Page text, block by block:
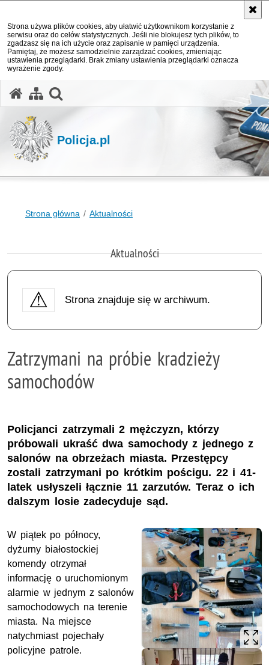
Strona używa plików cookies, aby ułatwić użytkownikom korzystanie z
serwisu oraz do celów statystycznych. Jeśli nie blokujesz tych plików, to
zgadzasz się na ich użycie oraz zapisanie w pamięci urządzenia.
Pamiętaj, że możesz samodzielnie zarządzać cookies, zmieniając
ustawienia przeglądarki. Brak zmiany ustawienia przeglądarki oznacza
wyrażenie zgody.
Policja.pl
Strona główna Aktualności
Aktualności
Strona znajduje się w archiwum.
Zatrzymani na próbie kradzieży
samochodów
Policjanci zatrzymali 2 mężczyzn, którzy
próbowali ukraść dwa samochody z jednego z
salonów na obrzeżach miasta. Przestępcy
zostali zatrzymani po krótkim pościgu. 22 i 41-
latek usłyszeli łącznie 11 zarzutów. Teraz o ich
dalszym losie zadecyduje sąd.
W piątek po północy,
dyżurny białostockiej
komendy otrzymał
informację o uruchomionym
alarmie w jednym z salonów
samochodowych na terenie
miasta. Na miejsce
natychmiast pojechały
policyjne patrole.